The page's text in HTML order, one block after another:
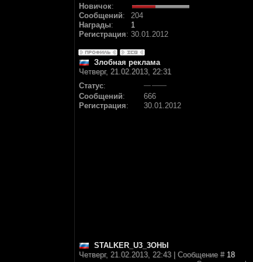
Новичок:
Сообщений:
204
Награды:
1
Регистрация: 30.01.2012
Злобная реклама
Четверг, 21.02.2013, 22:31
Статус:
Сообщений:
666
Регистрация: 30.01.2012
STALKER_U3_3OHbI
Четверг, 21.02.2013, 22:43 | Сообщение # 18